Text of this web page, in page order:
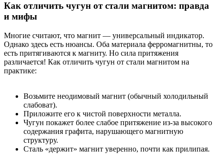
Как отличить чугун от стали магнитом: правда
и мифы
Многие считают, что магнит — универсальный индикатор.
Однако здесь есть нюансы. Оба материала ферромагнитны, то
есть притягиваются к магниту. Но сила притяжения
различается! Как отличить чугун от стали магнитом на
практике:
Возьмите неодимовый магнит (обычный холодильный
слабоват).
Приложите его к чистой поверхности металла.
Чугун покажет более слабое притяжение из-за высокого
содержания графита, нарушающего магнитную
структуру.
Сталь «держит» магнит уверенно, почти как прилипая.